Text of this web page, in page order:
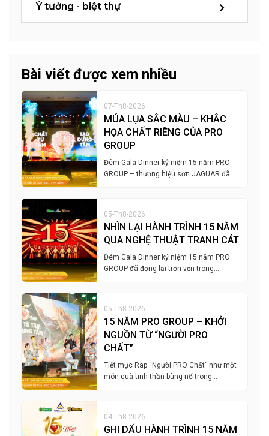
Ý tưởng - biệt thự
Bài viết được xem nhiều
07-Th8-2026
MÚA LỤA SẮC MÀU – KHẮC
HỌA CHẤT RIÊNG CỦA PRO
GROUP
Đêm Gala Dinner kỷ niệm 15 năm PRO
GROUP – thương hiệu sơn JAGUAR đã…
05-Th8-2026
NHÌN LẠI HÀNH TRÌNH 15 NĂM
QUA NGHỆ THUẬT TRANH CÁT
Đêm Gala Dinner kỷ niệm 15 năm PRO
GROUP đã đọng lại trọn vẹn trong…
05-Th8-2026
15 NĂM PRO GROUP – KHỞI
NGUỒN TỪ “NGƯỜI PRO
CHẤT”
Tiết mục Rap “Người PRO Chất” như một
món quà tinh thần bùng nổ trong…
04-Th8-2026
GHI DẤU HÀNH TRÌNH 15 NĂM